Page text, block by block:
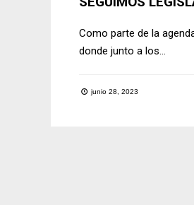
Como parte de la
donde junto a los...
junio 28, 2023